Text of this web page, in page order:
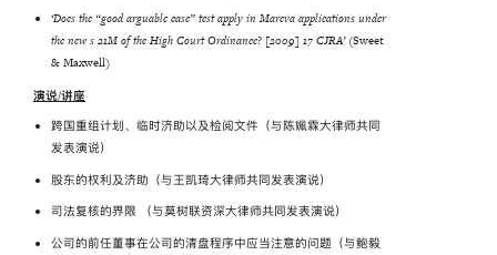
‘Does the “good arguable case” test apply in Mareva applications under
the new s 21M of the High Court Ordinance? [2009] 17 CJRA’ (Sweet
& Maxwell)
演说/讲座
跨国重组计划、临时济助以及检阅文件（与陈姵霖大律师共同
发表演说）
股东的权利及济助（与王凯琦大律师共同发表演说）
司法复核的界限 （与莫树联资深大律师共同发表演说）
公司的前任董事在公司的清盘程序中应当注意的问题（与鲍毅